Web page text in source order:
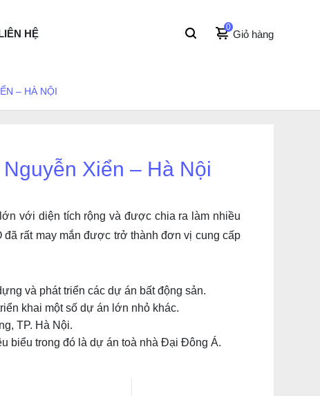
HỆ
0
Giỏ hàng
– HÀ NỘI
Xiển – Hà Nội
với diện tích rộng và được chia ra làm nhiều
đã rất may mắn được trở thành đơn vị cung cấp
và phát triển các dự án bất động sản.
khai một số dự án lớn nhỏ khác.
TP. Hà Nội.
biểu trong đó là dự án toà nhà Đại Đông Á.